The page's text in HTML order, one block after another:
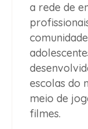
a rede de
escolas do
meio de
filmes.